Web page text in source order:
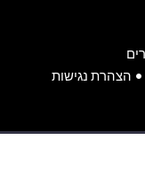
• הצהרת נגישות